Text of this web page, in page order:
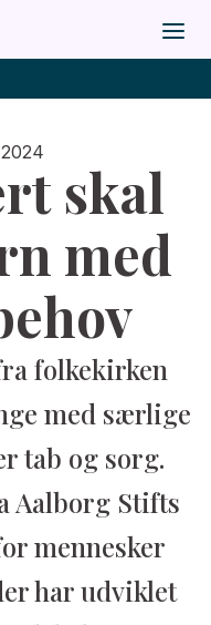
skal
med
folkekirken
med særlige
tab og sorg.
Aalborg Stifts
mennesker
har udviklet